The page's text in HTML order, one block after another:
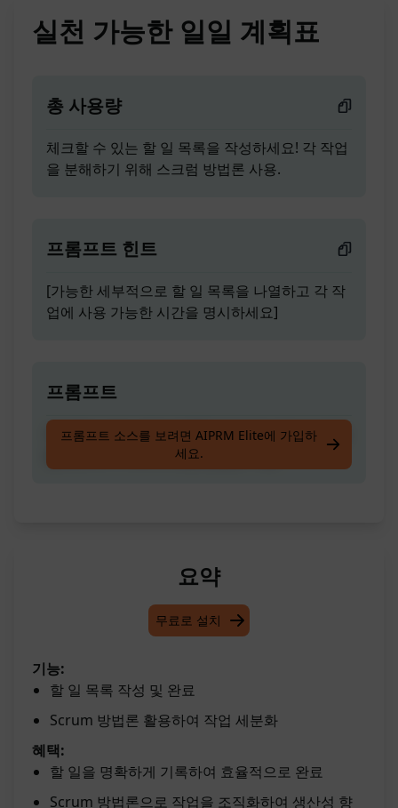
실천 가능한 일일 계획표
총 사용량
체크할 수 있는 할 일 목록을 작성하세요! 각 작업
을 분해하기 위해 스크럼 방법론 사용.
프롬프트 힌트
[가능한 세부적으로 할 일 목록을 나열하고 각 작
업에 사용 가능한 시간을 명시하세요]
프롬프트
체크할 수 있는 할 일 목록을 작성하세요! 각 작업
을 분해하기 위해 스크럼 방법론 사용.
프롬프트 소스를 보려면 AIPRM Elite에 가입하
세요.
요약
무료로 설치
기능:
할 일 목록 작성 및 완료
Scrum 방법론 활용하여 작업 세분화
혜택:
할 일을 명확하게 기록하여 효율적으로 완료
Scrum 방법론으로 작업을 조직화하여 생산성 향